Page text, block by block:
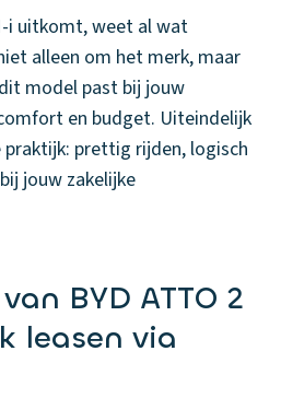
i uitkomt, weet al wat
alleen om het merk, maar
model past bij jouw
en budget. Uiteindelijk
prettig rijden, logisch
jouw zakelijke
BYD ATTO 2
leasen via